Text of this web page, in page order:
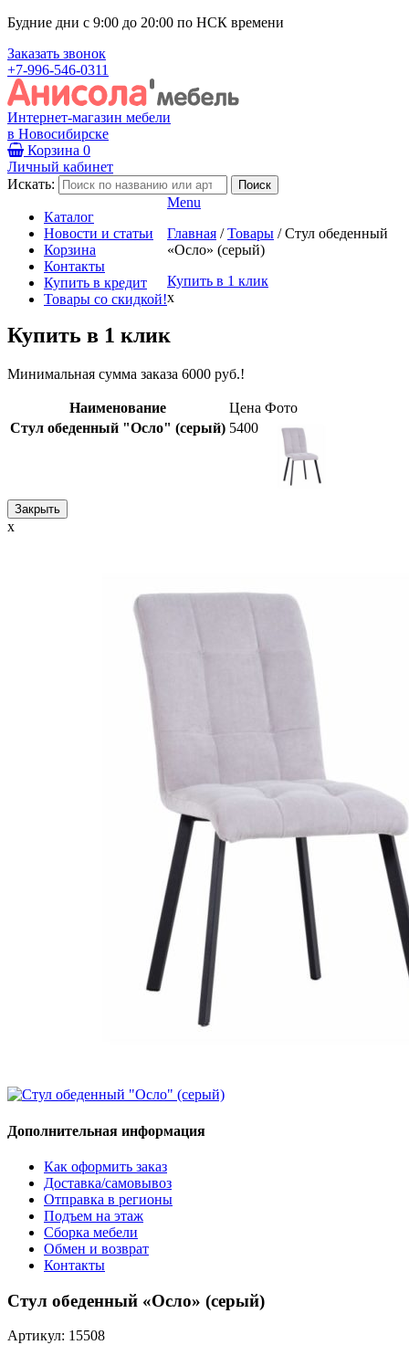
Будние дни с 9:00 до 20:00 по НСК времени
Заказать звонок
+7-996-546-0311
Интернет-магазин мебели
в Новосибирске
Корзина 0
Личный кабинет
Искать:
Каталог
Новости и статьи
Корзина
Контакты
Купить в кредит
Товары со скидкой!
Menu
Главная / Товары / Стул обеденный
«Осло» (серый)
Купить в 1 клик
x
Купить в 1 клик
Минимальная сумма заказа 6000 руб.!
Наименование Цена Фото
Стул обеденный "Осло" (серый) 5400
Закрыть
x
Дополнительная информация
Как оформить заказ
Доставка/самовывоз
Отправка в регионы
Подъем на этаж
Сборка мебели
Обмен и возврат
Контакты
Стул обеденный «Осло» (серый)
Артикул: 15508